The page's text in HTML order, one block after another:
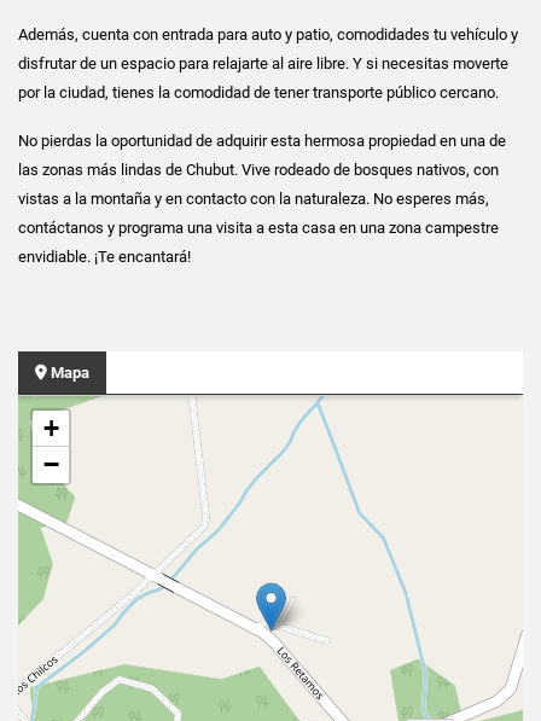
Además, cuenta con entrada para auto y patio, comodidades tu vehículo y
disfrutar de un espacio para relajarte al aire libre. Y si necesitas moverte
por la ciudad, tienes la comodidad de tener transporte público cercano.
No pierdas la oportunidad de adquirir esta hermosa propiedad en una de
las zonas más lindas de Chubut. Vive rodeado de bosques nativos, con
vistas a la montaña y en contacto con la naturaleza. No esperes más,
contáctanos y programa una visita a esta casa en una zona campestre
envidiable. ¡Te encantará!
Mapa
+
−